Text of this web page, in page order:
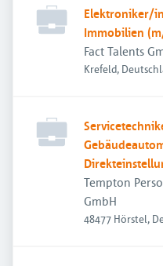
Elektroniker/
Immobilien
Fact Talents
Krefeld,
Tempton
GmbH
48477 Hörstel,